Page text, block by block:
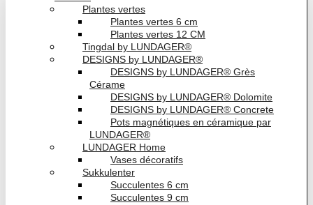
Plantes vertes
Plantes vertes 6 cm
Plantes vertes 12 CM
Tingdal by LUNDAGER®
DESIGNS by LUNDAGER®
DESIGNS by LUNDAGER® Grès
Cérame
DESIGNS by LUNDAGER® Dolomite
DESIGNS by LUNDAGER® Concrete
Pots magnétiques en céramique par
LUNDAGER®
LUNDAGER Home
Vases décoratifs
Sukkulenter
Succulentes 6 cm
Succulentes 9 cm